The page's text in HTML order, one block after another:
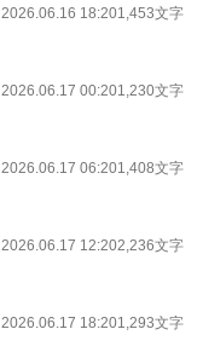
2026.06.16 18:201,453文字
2026.06.17 00:201,230文字
2026.06.17 06:201,408文字
2026.06.17 12:202,236文字
2026.06.17 18:201,293文字